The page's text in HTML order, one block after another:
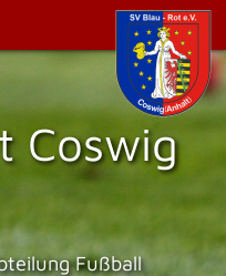
Coswig
Fußball